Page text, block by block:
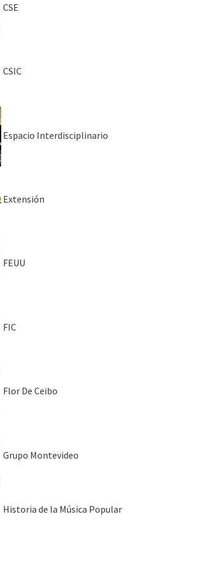
CSE
CSIC
Espacio Interdisciplinario
Extensión
FEUU
FIC
Flor De Ceibo
Grupo Montevideo
Historia de la Música Popular